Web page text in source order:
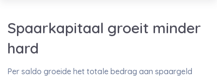
Spaarkapitaal groeit minder
hard
Per saldo groeide het totale bedrag aan spaargeld